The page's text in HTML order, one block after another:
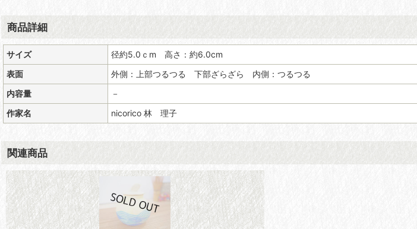
商品詳細
サイズ
径約5.0ｃm 高さ：約6.0cm
表面
外側：上部つるつる 下部ざらざら 内側：つるつる
内容量
－
作家名
nicorico 林 理子
関連商品